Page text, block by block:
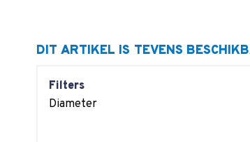
DIT ARTIKEL IS TEVENS
Filters
Diameter